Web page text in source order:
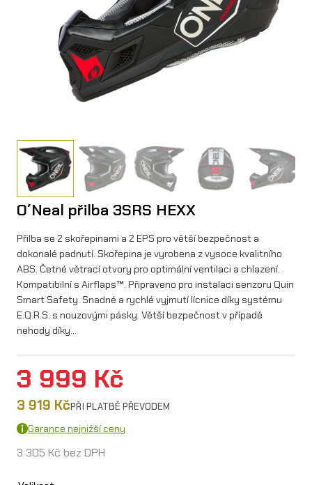
O´Neal přilba 3SRS HEXX
Přilba se 2 skořepinami a 2 EPS pro větší bezpečnost a
dokonalé padnutí. Skořepina je vyrobena z vysoce kvalitního
ABS. Četné větrací otvory pro optimální ventilaci a chlazení.
Kompatibilní s Airflaps™. Připraveno pro instalaci senzoru Quin
Smart Safety. Snadné a rychlé vyjmutí lícnice díky systému
E.Q.R.S. s nouzovými pásky. Větší bezpečnost v případě
nehody díky…
3 999 Kč
3 919 KčPŘI PLATBĚ PŘEVODEM
Garance nejnižší ceny
3 305 Kč bez DPH